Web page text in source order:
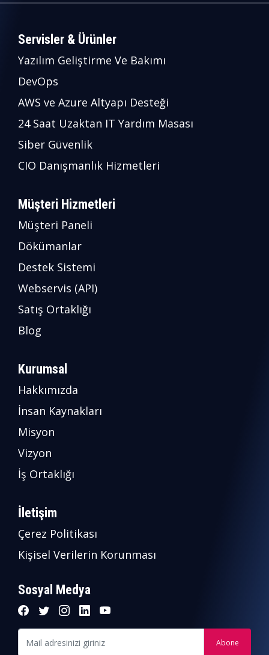
Servisler & Ürünler
Yazılım Geliştirme Ve Bakımı
DevOps
AWS ve Azure Altyapı Desteği
24 Saat Uzaktan IT Yardım Masası
Siber Güvenlik
CIO Danışmanlık Hizmetleri
Müşteri Hizmetleri
Müşteri Paneli
Dökümanlar
Destek Sistemi
Webservis (API)
Satış Ortaklığı
Blog
Kurumsal
Hakkımızda
İnsan Kaynakları
Misyon
Vizyon
İş Ortaklığı
İletişim
Çerez Politikası
Kişisel Verilerin Korunması
Sosyal Medya
Mail adresinizi giriniz
Abone